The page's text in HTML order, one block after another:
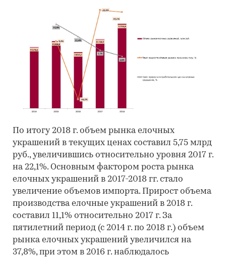
По итогу 2018 г. объем рынка елочных
украшений в текущих ценах составил 5,75 млрд
руб., увеличившись относительно уровня 2017 г.
на 22,1%. Основным фактором роста рынка
елочных украшений в 2017-2018 гг. стало
увеличение объемов импорта. Прирост объема
производства елочные украшений в 2018 г.
составил 11,1% относительно 2017 г. За
пятилетний период (с 2014 г. по 2018 г.) объем
рынка елочных украшений увеличился на
37,8%, при этом в 2016 г. наблюдалось